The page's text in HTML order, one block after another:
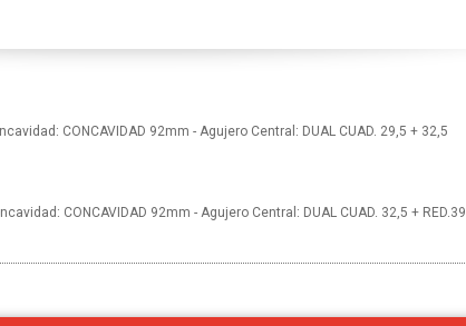
CONCAVIDAD 92mm - Agujero Central: DUAL CUAD. 29,5 + 32,5
CONCAVIDAD 92mm - Agujero Central: DUAL CUAD. 32,5 + RED.39